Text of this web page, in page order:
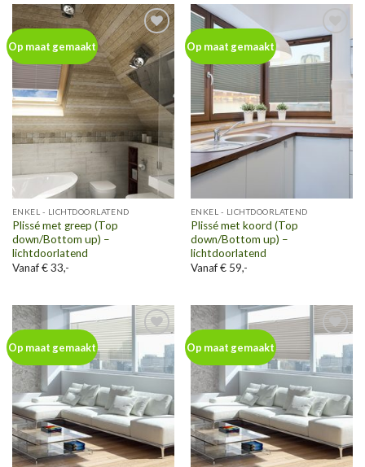
Op maat gemaakt
Toevoegen
aan
wenslijst
ENKEL - LICHTDOORLATEND
Plissé met greep (Top
down/Bottom up) –
lichtdoorlatend
Vanaf € 33,-
Op maat gemaakt
Toevoegen
aan
wenslijst
ENKEL - LICHTDOORLATEND
Plissé met koord (Top
down/Bottom up) –
lichtdoorlatend
Vanaf € 59,-
Op maat gemaakt
Toevoegen
aan
wenslijst
Op maat gemaakt
Toevoegen
aan
wenslijst